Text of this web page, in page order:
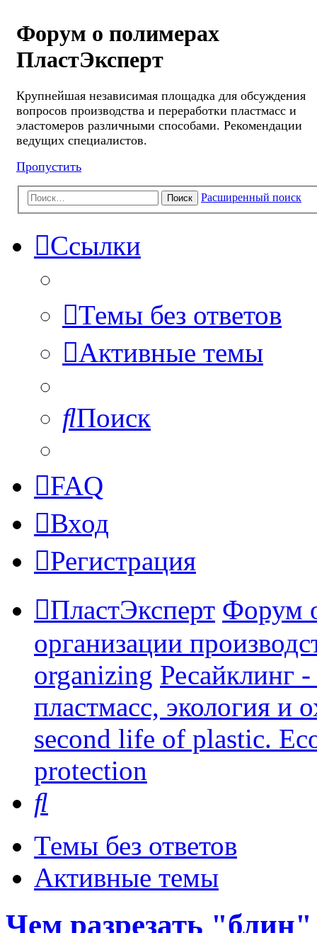
Форум о полимерах
ПластЭксперт
Крупнейшая независимая площадка для обсуждения
вопросов производства и переработки пластмасс и
эластомеров различными способами. Рекомендации
ведущих специалистов.
Пропустить
Поиск Расширенный поиск
Ссылки
Темы без ответов
Активные темы
Поиск
FAQ
Вход
Регистрация
ПластЭксперт Форум
организации
organizing Ресайклинг
пластмасс, экология и
second life of plastic.
protection
Темы без ответов
Активные темы
Чем разрезать